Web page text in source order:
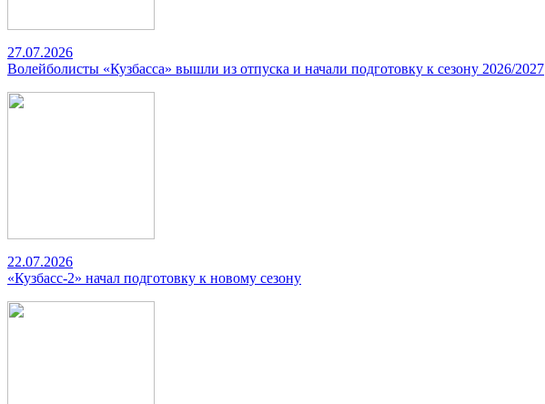
27.07.2026
Волейболисты «Кузбасса» вышли из отпуска и начали подготовку к сезону 2026/2027
22.07.2026
«Кузбасс-2» начал подготовку к новому сезону